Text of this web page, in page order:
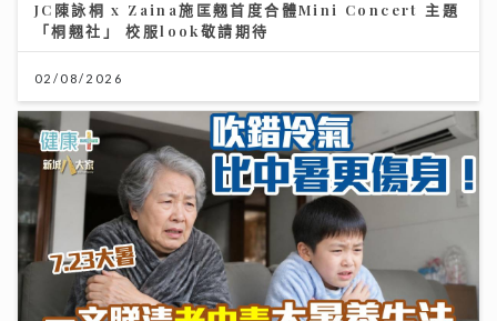
JC陳詠桐 x Zaina施匡翹首度合體Mini Concert 主題
「桐翹社」 校服look敬請期待
02/08/2026